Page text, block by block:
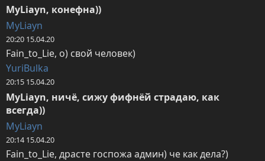
MyLiayn, конефна))
MyLiayn
20:20 15.04.20
Fain_to_Lie, о) свой человек)
YuriBulka
20:15 15.04.20
MyLiayn, ничё, сижу фифнёй страдаю, как
всегда))
MyLiayn
20:14 15.04.20
Fain_to_Lie, драсте госпожа админ) че как дела?)